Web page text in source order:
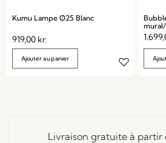
Kumu Lampe Ø25 Blanc
919,00 kr.
Ajouter au panier
Livraison gratuite à partir